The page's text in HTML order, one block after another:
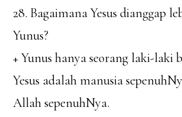
28. Bagaimana Yesus dianggap
Yunus?
+ Yunus hanya seorang laki-laki
Yesus adalah manusia
Allah sepenuhNya.